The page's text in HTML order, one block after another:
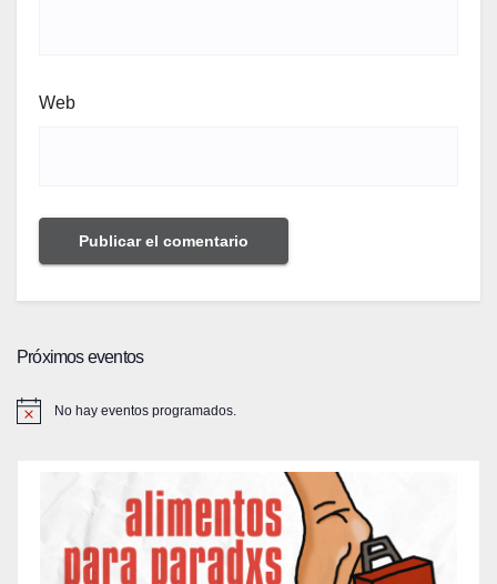
Web
Próximos eventos
No hay eventos programados.